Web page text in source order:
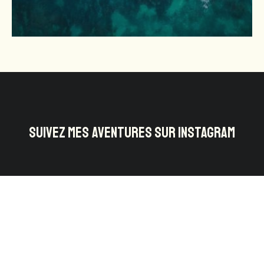
SUIVEZ MES AVENTURES SUR INSTAGRAM